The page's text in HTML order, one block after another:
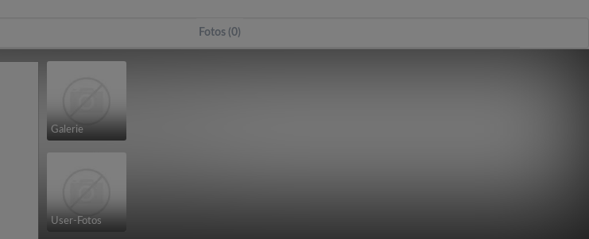
Fotos (0)
Galerie
User-Fotos